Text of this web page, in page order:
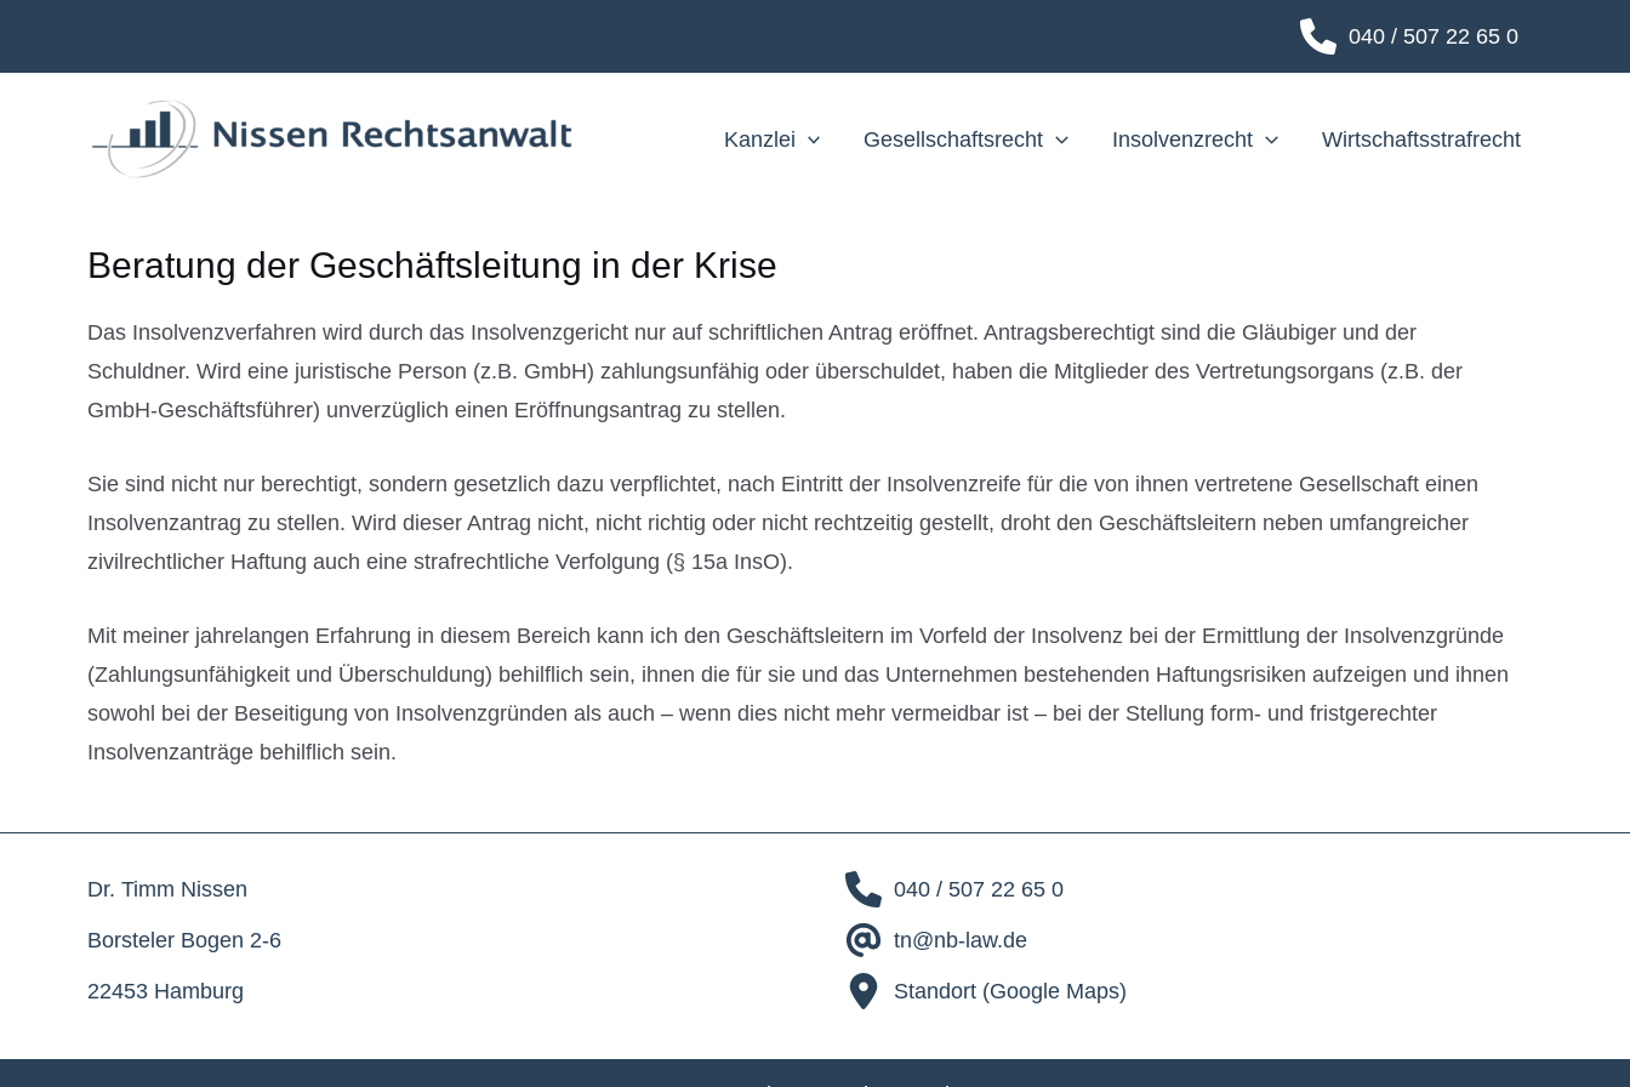
040 / 507 22 65 0
Kanzlei Gesellschaftsrecht Insolvenzrecht Wirtschaftsstrafrecht
Beratung der Geschäftsleitung in der Krise
Das Insolvenzverfahren wird durch das Insolvenzgericht nur auf schriftlichen Antrag eröffnet. Antragsberechtigt sind die Gläubiger und der
Schuldner. Wird eine juristische Person (z.B. GmbH) zahlungsunfähig oder überschuldet, haben die Mitglieder des Vertretungsorgans (z.B. der
GmbH-Geschäftsführer) unverzüglich einen Eröffnungsantrag zu stellen.
Sie sind nicht nur berechtigt, sondern gesetzlich dazu verpflichtet, nach Eintritt der Insolvenzreife für die von ihnen vertretene Gesellschaft einen
Insolvenzantrag zu stellen. Wird dieser Antrag nicht, nicht richtig oder nicht rechtzeitig gestellt, droht den Geschäftsleitern neben umfangreicher
zivilrechtlicher Haftung auch eine strafrechtliche Verfolgung (§ 15a InsO).
Mit meiner jahrelangen Erfahrung in diesem Bereich kann ich den Geschäftsleitern im Vorfeld der Insolvenz bei der Ermittlung der Insolvenzgründe
(Zahlungsunfähigkeit und Überschuldung) behilflich sein, ihnen die für sie und das Unternehmen bestehenden Haftungsrisiken aufzeigen und ihnen
sowohl bei der Beseitigung von Insolvenzgründen als auch – wenn dies nicht mehr vermeidbar ist – bei der Stellung form- und fristgerechter
Insolvenzanträge behilflich sein.
Dr. Timm Nissen
Borsteler Bogen 2-6
22453 Hamburg
040 / 507 22 65 0
tn@nb-law.de
Standort (Google Maps)